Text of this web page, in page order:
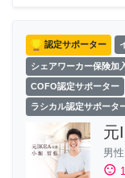
認定サポーター
シェアワーカー保険加
COFO認定サポーター
ラシカル認定サポータ
元
男性
sentiment_satisfied